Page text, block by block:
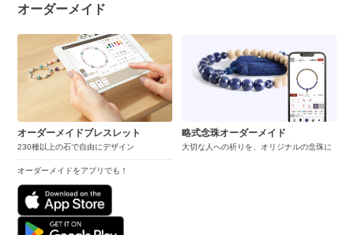
オーダーメイド
オーダーメイドブレスレット
230種以上の石で自由にデザイン
オーダーメイドをアプリでも！
略式念珠オーダーメイド
大切な人への祈りを、オリジナルの念珠に